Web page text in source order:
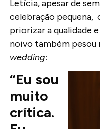
Letícia, apesar de
celebração pequena,
priorizar a qualidade
noivo também pesou
wedding:
“Eu sou
muito
crítica.